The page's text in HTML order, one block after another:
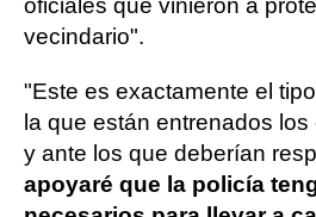
oficiales que vinieron a
vecindario".
"Este es exactamente el
la que están entrenados
y ante los que deberían
apoyaré que la policía